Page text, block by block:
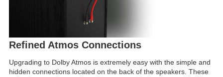
Refined Atmos Connections
Upgrading to Dolby Atmos is extremely easy with the simple and
hidden connections located on the back of the speakers. These